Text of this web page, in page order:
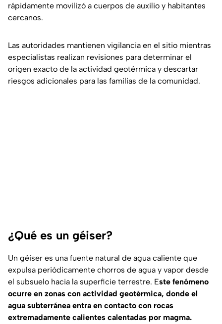
rápidamente movilizó a cuerpos de auxilio y habitantes
cercanos.
Las autoridades mantienen vigilancia en el sitio mientras
especialistas realizan revisiones para determinar el
origen exacto de la actividad geotérmica y descartar
riesgos adicionales para las familias de la comunidad.
¿Qué es un géiser?
Un géiser es una fuente natural de agua caliente que
expulsa periódicamente chorros de agua y vapor desde
el subsuelo hacia la superficie terrestre. Este fenómeno
ocurre en zonas con actividad geotérmica, donde el
agua subterránea entra en contacto con rocas
extremadamente calientes calentadas por magma.